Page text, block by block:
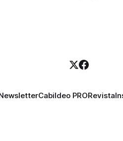
Cabildeo PRORevista